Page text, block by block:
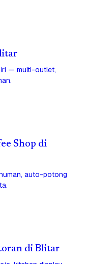
— multi-outlet,
Shop di
auto-potong
di Blitar